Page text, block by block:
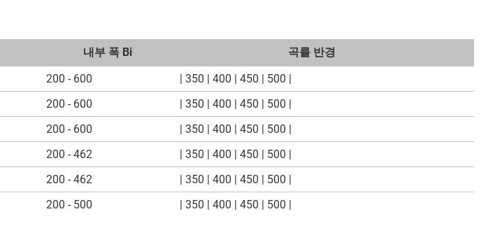
내부 폭 Bi
곡률 반경
200 - 600
| 350 | 400 | 450 | 500 |
200 - 600
| 350 | 400 | 450 | 500 |
200 - 600
| 350 | 400 | 450 | 500 |
200 - 462
| 350 | 400 | 450 | 500 |
200 - 462
| 350 | 400 | 450 | 500 |
200 - 500 | 350 | 400 | 450 | 500 |